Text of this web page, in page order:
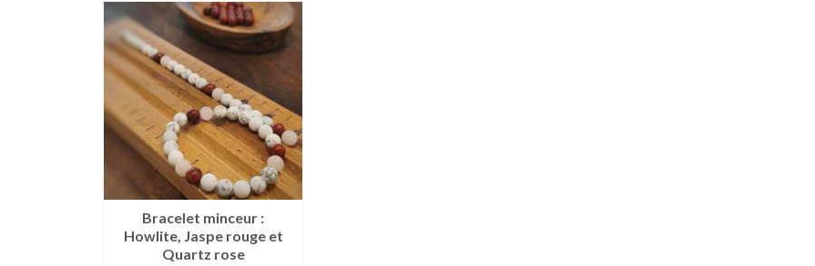
Bracelet minceur :
Howlite, Jaspe rouge et
Quartz rose